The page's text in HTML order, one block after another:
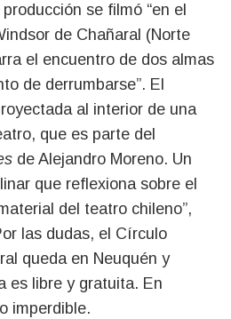
se filmó “en el
de Chañaral (Norte
el encuentro de dos almas
de derrumbarse”. El
al interior de una
que es parte del
de Alejandro Moreno. Un
que reflexiona sobre el
del teatro chileno”,
las dudas, el Círculo
queda en Neuquén y
es libre y gratuita. En
imperdible.